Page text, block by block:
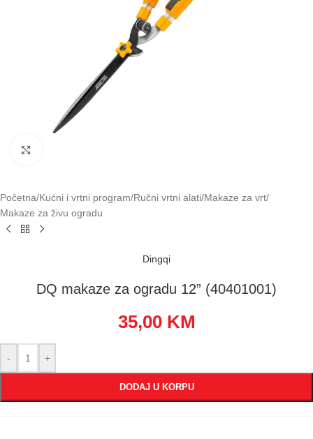
Početna/Kućni i vrtni program/Ručni vrtni alati/Makaze za vrt/
Makaze za živu ogradu
Dingqi
DQ makaze za ogradu 12” (40401001)
35,00 KM
- +
DODAJ U KORPU